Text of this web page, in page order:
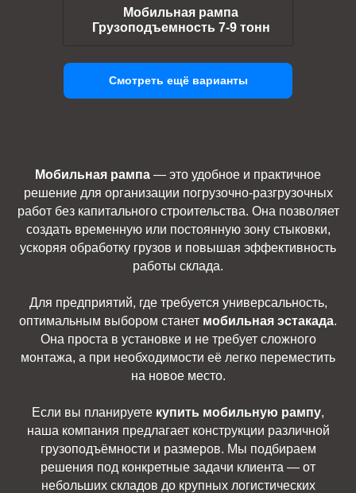
Мобильная рампа
Грузоподъемность 7-9 тонн
Смотреть ещё варианты
Мобильная рампа — это удобное и практичное
решение для организации погрузочно-разгрузочных
работ без капитального строительства. Она позволяет
создать временную или постоянную зону стыковки,
ускоряя обработку грузов и повышая эффективность
работы склада.
Для предприятий, где требуется универсальность,
оптимальным выбором станет мобильная эстакада.
Она проста в установке и не требует сложного
монтажа, а при необходимости её легко переместить
на новое место.
Если вы планируете купить мобильную рампу,
наша компания предлагает конструкции различной
грузоподъёмности и размеров. Мы подбираем
решения под конкретные задачи клиента — от
небольших складов до крупных логистических